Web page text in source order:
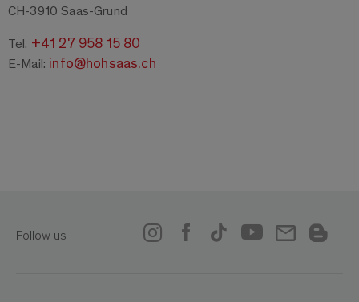
CH-3910 Saas-Grund
Tel. +41 27 958 15 80
E-Mail: info@hohsaas.ch
Follow us